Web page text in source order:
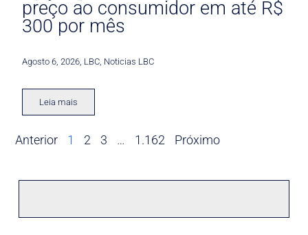
preço ao consumidor em até R$
300 por mês
Agosto 6, 2026 LBC Noticias LBC
Leia mais
Anterior 1 2 3 … 1.162 Próximo